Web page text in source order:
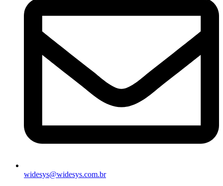
widesys@widesys.com.br